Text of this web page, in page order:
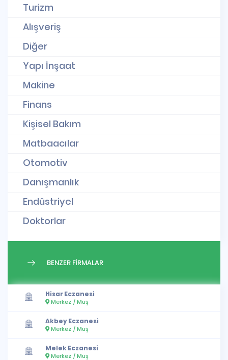
Turizm
Alışveriş
Diğer
Yapı İnşaat
Makine
Finans
Kişisel Bakım
Matbaacılar
Otomotiv
Danışmanlık
Endüstriyel
Doktorlar
BENZER FİRMALAR
Hisar Eczanesi
Merkez / Muş
Akbey Eczanesi
Merkez / Muş
Melek Eczanesi
Merkez / Muş